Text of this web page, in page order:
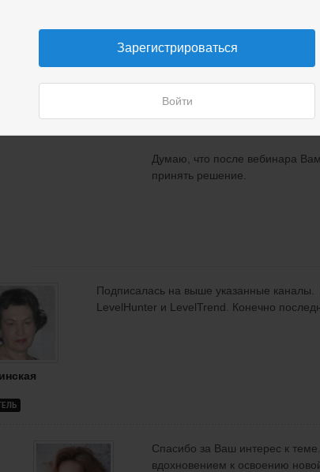
Зарегистрироваться
Войти
Со своей стороны советовать
любого нового дела
Новая система не является
взаимодействовать,
Процесс обучения будет
системе, торговый план,
Думаю, что после вебинара
принять решение.
Подписалась на выше указанные
LevelHunter и LevelTrend. Конечно
Спасибо за Ваш интерес к
вдохновением к освоению